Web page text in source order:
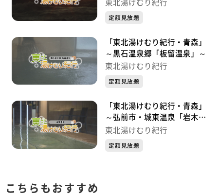
東北湯けむり紀行
定額見放題
「東北湯けむり紀行・青森」
～黒石温泉郷「板留温泉」～
東北湯けむり紀行
定額見放題
「東北湯けむり紀行・青森」
～弘前市・城東温泉「岩木天
望の湯」～
東北湯けむり紀行
定額見放題
こちらもおすすめ